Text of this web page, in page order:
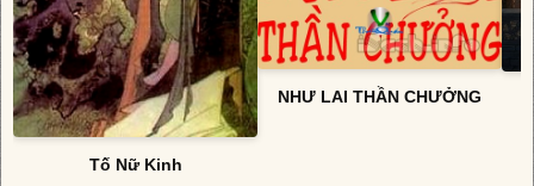
Tố Nữ Kinh
NHƯ LAI THẦN CHƯỞNG